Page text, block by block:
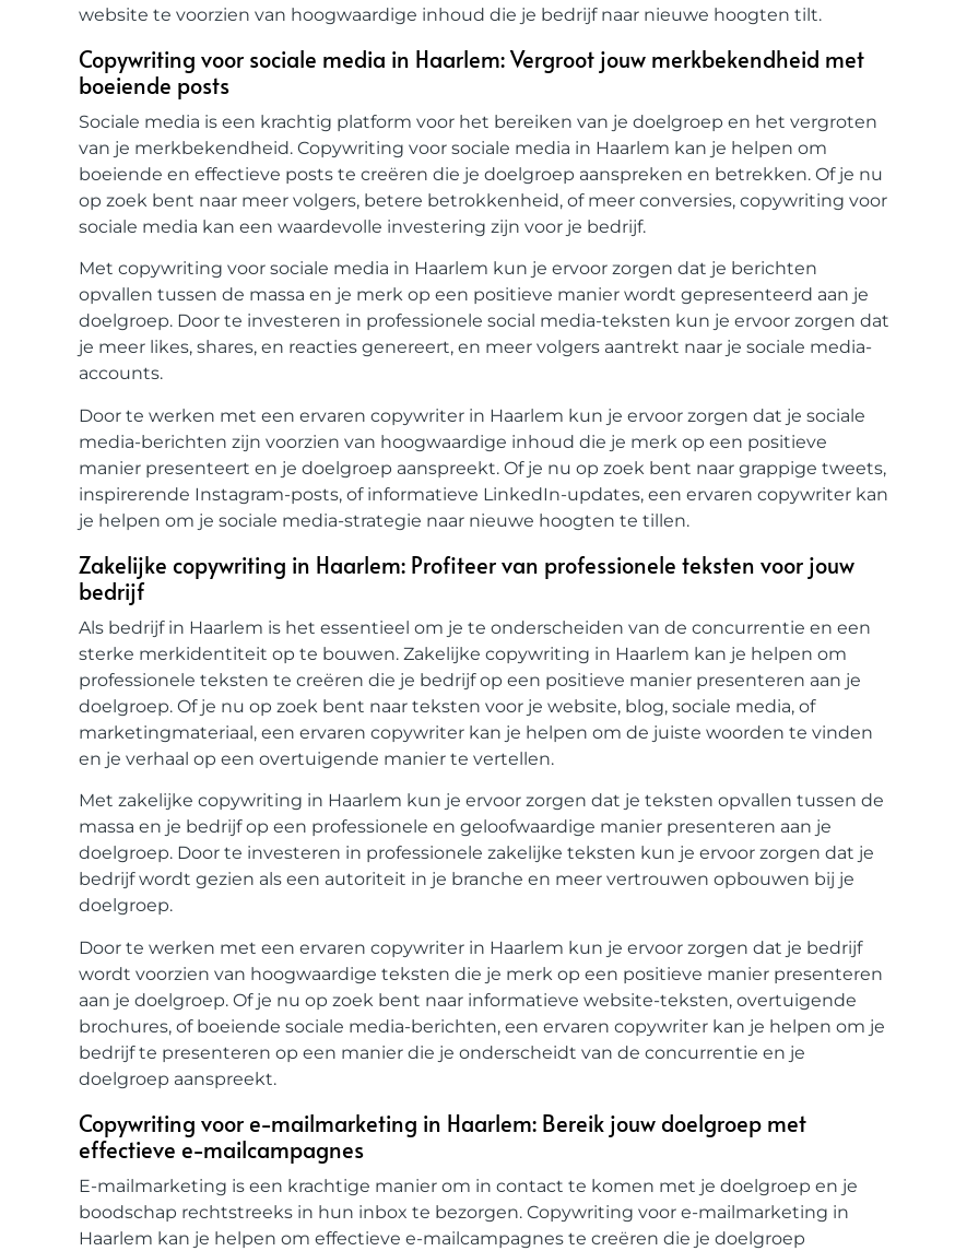
website te voorzien van hoogwaardige inhoud die je bedrijf naar nieuwe hoogten tilt.
Copywriting voor sociale media in Haarlem: Vergroot jouw merkbekendheid met
boeiende posts
Sociale media is een krachtig platform voor het bereiken van je doelgroep en het vergroten
van je merkbekendheid. Copywriting voor sociale media in Haarlem kan je helpen om
boeiende en effectieve posts te creëren die je doelgroep aanspreken en betrekken. Of je nu
op zoek bent naar meer volgers, betere betrokkenheid, of meer conversies, copywriting voor
sociale media kan een waardevolle investering zijn voor je bedrijf.
Met copywriting voor sociale media in Haarlem kun je ervoor zorgen dat je berichten
opvallen tussen de massa en je merk op een positieve manier wordt gepresenteerd aan je
doelgroep. Door te investeren in professionele social media-teksten kun je ervoor zorgen dat
je meer likes, shares, en reacties genereert, en meer volgers aantrekt naar je sociale media-
accounts.
Door te werken met een ervaren copywriter in Haarlem kun je ervoor zorgen dat je sociale
media-berichten zijn voorzien van hoogwaardige inhoud die je merk op een positieve
manier presenteert en je doelgroep aanspreekt. Of je nu op zoek bent naar grappige tweets,
inspirerende Instagram-posts, of informatieve LinkedIn-updates, een ervaren copywriter kan
je helpen om je sociale media-strategie naar nieuwe hoogten te tillen.
Zakelijke copywriting in Haarlem: Profiteer van professionele teksten voor jouw
bedrijf
Als bedrijf in Haarlem is het essentieel om je te onderscheiden van de concurrentie en een
sterke merkidentiteit op te bouwen. Zakelijke copywriting in Haarlem kan je helpen om
professionele teksten te creëren die je bedrijf op een positieve manier presenteren aan je
doelgroep. Of je nu op zoek bent naar teksten voor je website, blog, sociale media, of
marketingmateriaal, een ervaren copywriter kan je helpen om de juiste woorden te vinden
en je verhaal op een overtuigende manier te vertellen.
Met zakelijke copywriting in Haarlem kun je ervoor zorgen dat je teksten opvallen tussen de
massa en je bedrijf op een professionele en geloofwaardige manier presenteren aan je
doelgroep. Door te investeren in professionele zakelijke teksten kun je ervoor zorgen dat je
bedrijf wordt gezien als een autoriteit in je branche en meer vertrouwen opbouwen bij je
doelgroep.
Door te werken met een ervaren copywriter in Haarlem kun je ervoor zorgen dat je bedrijf
wordt voorzien van hoogwaardige teksten die je merk op een positieve manier presenteren
aan je doelgroep. Of je nu op zoek bent naar informatieve website-teksten, overtuigende
brochures, of boeiende sociale media-berichten, een ervaren copywriter kan je helpen om je
bedrijf te presenteren op een manier die je onderscheidt van de concurrentie en je
doelgroep aanspreekt.
Copywriting voor e-mailmarketing in Haarlem: Bereik jouw doelgroep met
effectieve e-mailcampagnes
E-mailmarketing is een krachtige manier om in contact te komen met je doelgroep en je
boodschap rechtstreeks in hun inbox te bezorgen. Copywriting voor e-mailmarketing in
Haarlem kan je helpen om effectieve e-mailcampagnes te creëren die je doelgroep